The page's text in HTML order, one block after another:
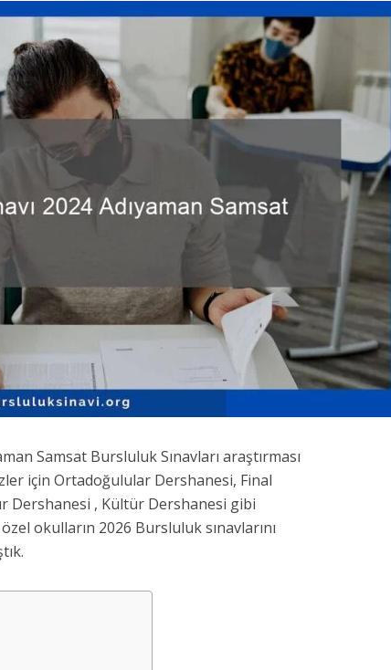
Samsat Bursluluk Sınavları araştırması
için Ortadoğulular Dershanesi, Final
Dershanesi , Kültür Dershanesi gibi
okulların 2026 Bursluluk sınavlarını